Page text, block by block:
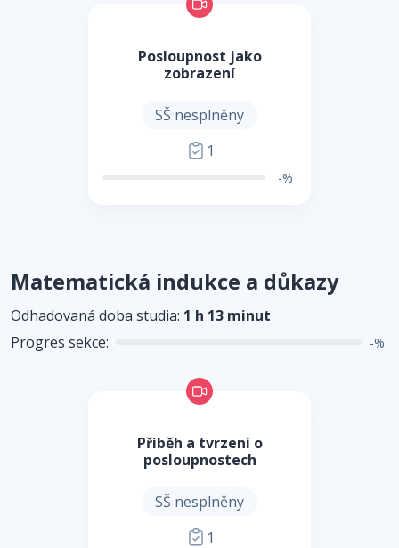
Posloupnost jako
zobrazení
SŠ nesplněny
1
-%
Matematická indukce a důkazy
Odhadovaná doba studia: 1 h 13 minut
Progres sekce:
-%
Příběh a tvrzení o
posloupnostech
SŠ nesplněny
1